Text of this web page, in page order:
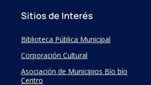
Sitios de Interés
Biblioteca Pública Municipal
Corporación Cultural
Asociación de Municipios Bío bío
Centro